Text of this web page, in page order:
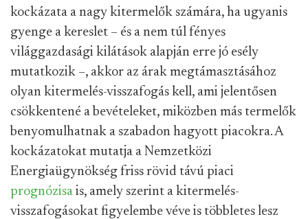
kockázata a nagy kitermelők számára, ha ugyanis
gyenge a kereslet – és a nem túl fényes
világgazdasági kilátások alapján erre jó esély
mutatkozik –, akkor az árak megtámasztásához
olyan kitermelés-visszafogás kell, ami jelentősen
csökkentené a bevételeket, miközben más termelők
benyomulhatnak a szabadon hagyott piacokra. A
kockázatokat mutatja a Nemzetközi
Energiaügynökség friss rövid távú piaci
prognózisa is, amely szerint a kitermelés-
visszafogásokat figyelembe véve is többletes lesz